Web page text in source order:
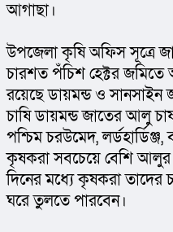
আগাছা।
উপজেলা কৃষি অফিস সূত্রে
চারশত পঁচিশ হেক্টর জমিতে
রয়েছে ডায়মন্ড ও
চাষি ডায়মন্ড জাতের আলু
পশ্চিম চরউমেদ,
কৃষকরা সবচেয়ে বেশি
দিনের মধ্যে কৃষকরা
ঘরে তুলতে পারবেন।